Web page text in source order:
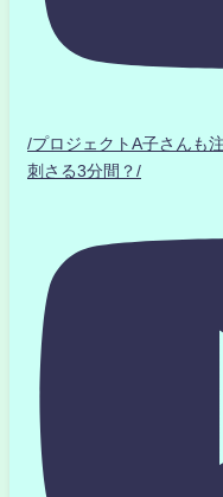
/プロジェクトA子さん
刺さる3分間？/